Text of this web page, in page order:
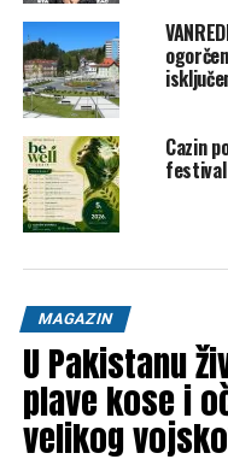
Publika u Beogradu
voli Adijevu muziku, a
datumima, vrhunskih
Da podsjetimo
Izetbegovića,
decembarsku večer i
koncert dio je bogatog
Video pgledajte na linku
https://video.klix.ba/hls/
Share
Share
Cazin
festival
MAGAZIN
U Pakistanu
plave kose i
velikog